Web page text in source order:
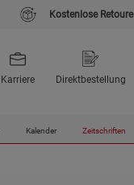
Kostenlose Retoure
Karriere Direktbestellung
Kalender Zeitschriften